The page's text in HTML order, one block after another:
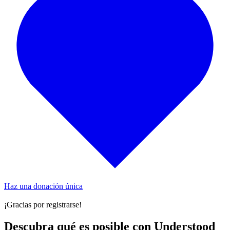
Haz una donación única
¡Gracias por registrarse!
Descubra qué es posible con Understood